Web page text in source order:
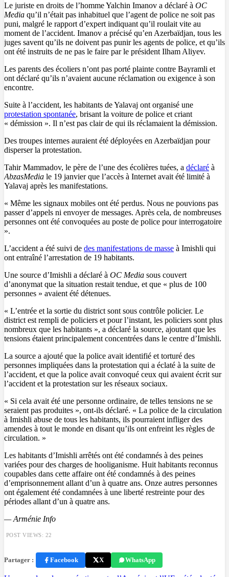
Le juriste en droits de l’homme Yalchin Imanov a déclaré à OC
Media qu’il n’était pas inhabituel que l’agent de police ne soit pas
puni, malgré le rapport d’expert indiquant qu’il roulait vite au
moment de l’accident. Imanov a précisé qu’en Azerbaïdjan, tous les
juges savent qu’ils ne doivent pas punir les agents de police, et qu’ils
ont été instruits de ne pas le faire par le président Ilham Aliyev.
Les parents des écoliers n’ont pas porté plainte contre Bayramli et
ont déclaré qu’ils n’avaient aucune réclamation ou exigence à son
encontre.
Suite à l’accident, les habitants de Yalavaj ont organisé une
protestation spontanée, brisant la voiture de police et criant
« démission ». Il n’est pas clair de qui ils réclamaient la démission.
Des troupes internes auraient été déployées en Azerbaïdjan pour
disperser la protestation.
Tahir Mammadov, le père de l’une des écolières tuées, a déclaré à
AbzasMedia le 19 janvier que l’accès à Internet avait été limité à
Yalavaj après les manifestations.
« Même les signaux mobiles ont été perdus. Nous ne pouvions pas
passer d’appels ni envoyer de messages. Après cela, de nombreuses
personnes ont été convoquées au poste de police pour interrogatoire
».
L’accident a été suivi de des manifestations de masse à Imishli qui
ont entraîné l’arrestation de 19 habitants.
Une source d’Imishli a déclaré à OC Media sous couvert
d’anonymat que la situation restait tendue, et que « plus de 100
personnes » avaient été détenues.
« L’entrée et la sortie du district sont sous contrôle policier. Le
district est rempli de policiers et pour l’instant, les policiers sont plus
nombreux que les habitants », a déclaré la source, ajoutant que les
tensions étaient principalement concentrées dans le centre d’Imishli.
La source a ajouté que la police avait identifié et torturé des
personnes impliquées dans la protestation qui a éclaté à la suite de
l’accident, et que la police avait convoqué ceux qui avaient écrit sur
l’accident et la protestation sur les réseaux sociaux.
« Si cela avait été une personne ordinaire, de telles tensions ne se
seraient pas produites », ont-ils déclaré. « La police de la circulation
à Imishli abuse de tous les habitants, ils pourraient infliger des
amendes à tout le monde en disant qu’ils ont enfreint les règles de
circulation. »
Les habitants d’Imishli arrêtés ont été condamnés à des peines
variées pour des charges de hooliganisme. Huit habitants reconnus
coupables dans cette affaire ont été condamnés à des peines
d’emprisonnement allant d’un à quatre ans. Onze autres personnes
ont également été condamnées à une liberté restreinte pour des
périodes allant d’un à quatre ans.
— Arménie Info
POST VIEWS: 22
Partager : Facebook X WhatsApp